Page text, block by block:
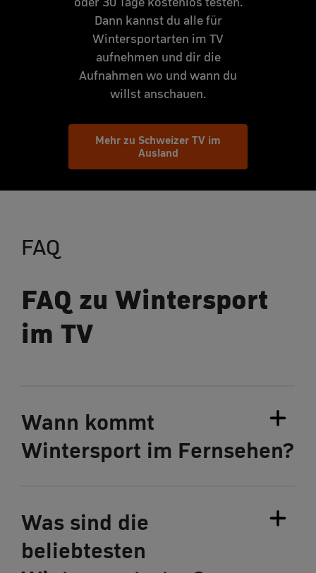
Dann kannst du alle für
Wintersportarten im TV
aufnehmen und dir die
Aufnahmen wo und wann du
willst anschauen.
Mehr zu Schweizer TV im
Ausland
FAQ
FAQ zu Wintersport
im TV
Wann kommt
Wintersport im Fernsehen?
Was sind die
beliebtesten